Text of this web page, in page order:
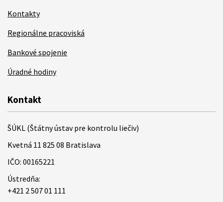
Kontakty
Regionálne pracoviská
Bankové spojenie
Úradné hodiny
Kontakt
ŠÚKL (Štátny ústav pre kontrolu liečiv)
Kvetná 11 825 08 Bratislava
IČO: 00165221
Ústredňa:
+421 2 507 01 111